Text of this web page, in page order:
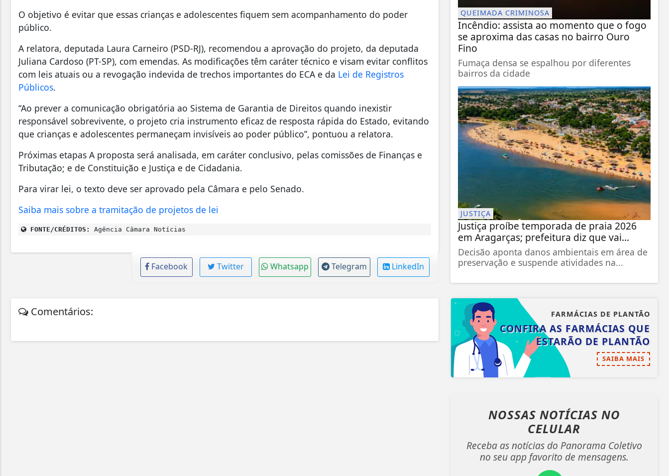
O objetivo é evitar que essas crianças e adolescentes fiquem sem acompanhamento do poder
público.
A relatora, deputada Laura Carneiro (PSD-RJ), recomendou a aprovação do projeto, da deputada
Juliana Cardoso (PT-SP), com emendas. As modificações têm caráter técnico e visam evitar conflitos
com leis atuais ou a revogação indevida de trechos importantes do ECA e da Lei de Registros
Públicos.
“Ao prever a comunicação obrigatória ao Sistema de Garantia de Direitos quando inexistir
responsável sobrevivente, o projeto cria instrumento eficaz de resposta rápida do Estado, evitando
que crianças e adolescentes permaneçam invisíveis ao poder público”, pontuou a relatora.
Próximas etapas A proposta será analisada, em caráter conclusivo, pelas comissões de Finanças e
Tributação; e de Constituição e Justiça e de Cidadania.
Para virar lei, o texto deve ser aprovado pela Câmara e pelo Senado.
Saiba mais sobre a tramitação de projetos de lei
FONTE/CRÉDITOS: Agência Câmara Notícias
Facebook Twitter Whatsapp Telegram LinkedIn
Comentários:
QUEIMADA CRIMINOSA
Incêndio: assista ao momento que o fogo
se aproxima das casas no bairro Ouro
Fino
Fumaça densa se espalhou por diferentes
bairros da cidade
JUSTIÇA
Justiça proíbe temporada de praia 2026
em Aragarças; prefeitura diz que vai...
Decisão aponta danos ambientais em área de
preservação e suspende atividades na...
FARMÁCIAS DE PLANTÃO
CONFIRA AS FARMÁCIAS QUE
ESTARÃO DE PLANTÃO
SAIBA MAIS
NOSSAS NOTÍCIAS NO
CELULAR
Receba as notícias do Panorama Coletivo
no seu app favorito de mensagens.